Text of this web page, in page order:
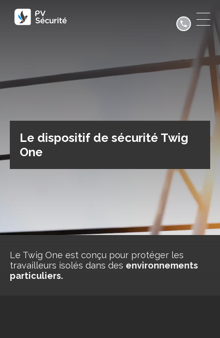
Le dispositif de sécurité Twig
One
Le Twig One est conçu pour protéger les
travailleurs isolés dans des environnements
particuliers.